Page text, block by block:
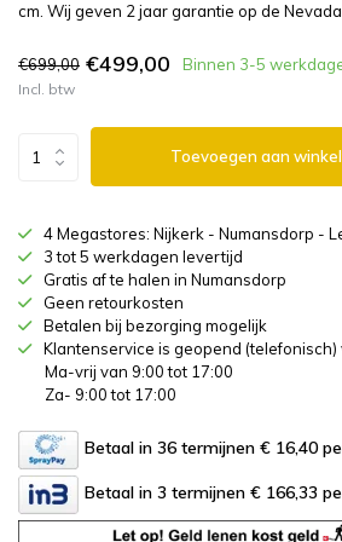
cm. Wij geven 2 jaar garantie op de Nevada
€699,00 €499,00 Binnen 3-5
Incl. btw
Toevoegen aan
4 Megastores: Nijkerk - Numansdorp -
3 tot 5 werkdagen levertijd
Gratis af te halen in Numansdorp
Geen retourkosten
Betalen bij bezorging mogelijk
Klantenservice is geopend (telefonisch)
Ma-vrij van 9:00 tot 17:00
Za- 9:00 tot 17:00
Betaal in 36 termijnen € 16,40
Betaal in 3 termijnen € 166,33